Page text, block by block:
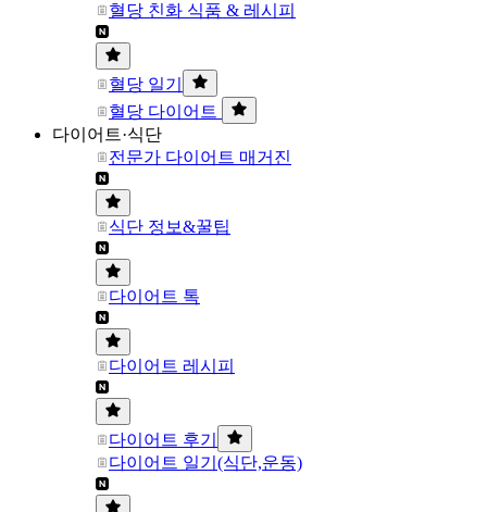
혈당 친화 식품 & 레시피
혈당 일기
혈당 다이어트
다이어트·식단
전문가 다이어트 매거진
식단 정보&꿀팁
다이어트 톡
다이어트 레시피
다이어트 후기
다이어트 일기(식단,운동)